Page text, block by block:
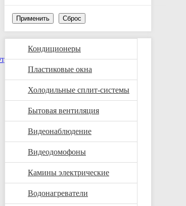
Применить Сброс
Кондиционеры
Пластиковые окна
Холодильные сплит-системы
Бытовая вентиляция
Видеонаблюдение
Видеодомофоны
Камины электрические
Водонагреватели